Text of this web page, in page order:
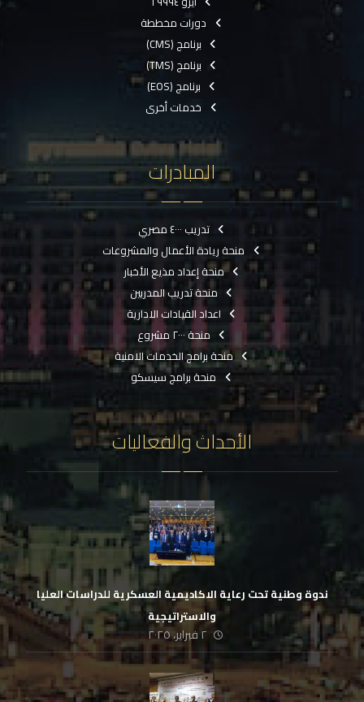
دورات مخططة
برنامج (CMS)
برنامج (TMS)
برنامج (EOS)
خدمات أخرى
المبادرات
تدريب ٤٠٠٠ مصري
منحة ريادة الأعمال والمشروعات
منحة إعداد مذيع الأخبار
منحة تدريب المدربين
اعداد القيادات الادارية
منحة ٢٠٠٠ مشروع
منحة برامج الخدمات الامنية
منحة برامج سيسكو
الأحداث والفعاليات
ندوة وطنية تحت رعاية الاكاديمية العسكرية للدراسات العليا
والاستراتيجية
٢ فبراير، ٢٠٢٥